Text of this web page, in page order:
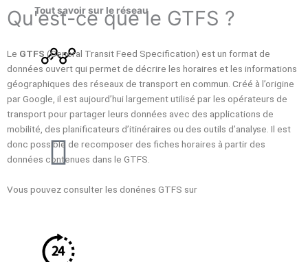
Tout savoir sur le réseau
L’historique
Les plans
Qu'est-ce que le GTFS ?
Le GTFS (General Transit Feed Specification) est un format de
données ouvert qui permet de décrire les horaires et les informations
géographiques des réseaux de transport en commun. Créé à l’origine
par Google, il est aujourd’hui largement utilisé par les opérateurs de
transport pour partager leurs données avec des applications de
mobilité, des planificateurs d’itinéraires ou des outils d’analyse. Il est
donc possible de recomposer des fiches horaires à partir des
données contenues dans le GTFS.
Vous pouvez consulter les donénes GTFS sur